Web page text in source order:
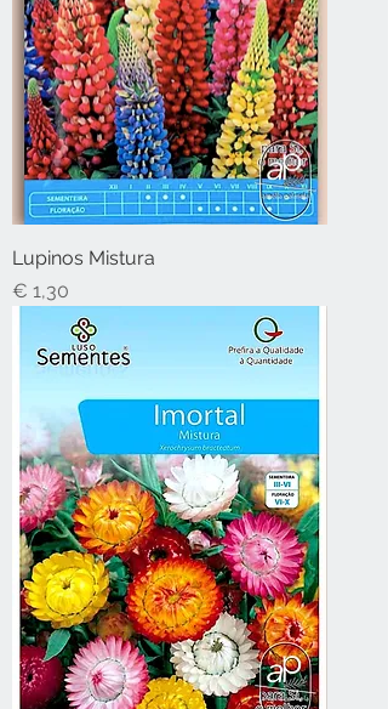
Lupinos Mistura
Preço
€ 1,30